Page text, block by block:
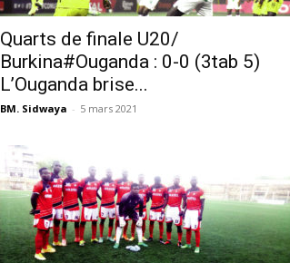
Quarts de finale U20/
Burkina#Ouganda : 0-0 (3tab 5)
L’Ouganda brise...
BM. Sidwaya - 5 mars 2021